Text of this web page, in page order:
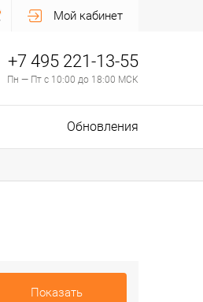
Мой кабинет
+7 495 221-13-55
Пн — Пт с 10:00 до 18:00 МСК
Обновления
Показать